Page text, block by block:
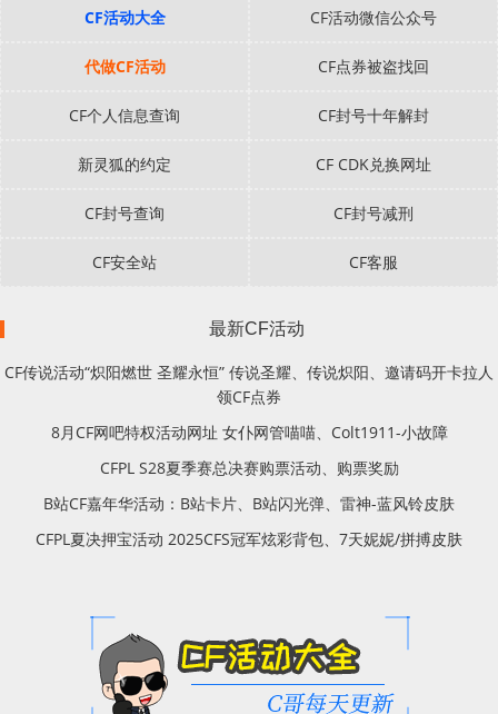
CF活动大全 CF活动微信公众号
代做CF活动 CF点券被盗找回
CF个人信息查询 CF封号十年解封
新灵狐的约定 CF CDK兑换网址
CF封号查询 CF封号减刑
CF安全站 CF客服
最新CF活动
CF传说活动“炽阳燃世 圣耀永恒” 传说圣耀、传说炽阳、邀请码开卡拉人
领CF点券
8月CF网吧特权活动网址 女仆网管喵喵、Colt1911-小故障
CFPL S28夏季赛总决赛购票活动、购票奖励
B站CF嘉年华活动：B站卡片、B站闪光弹、雷神-蓝风铃皮肤
CFPL夏决押宝活动 2025CFS冠军炫彩背包、7天妮妮/拼搏皮肤